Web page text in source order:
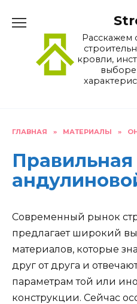
содержанию
Расскажем
кровли,
выборе
ГЛАВНАЯ » МАТЕРИАЛЫ »
Современный рынок
предлагает широкий
материалов, которые
друг от друга и
параметрам той или
конструкции. Сейчас